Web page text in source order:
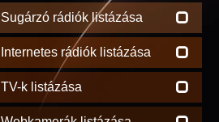
Sugárzó rádiók listázása
Internetes rádiók listázása
TV-k listázása